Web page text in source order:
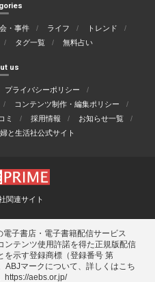
・事件 ライフ
トレンド
タグ一覧 無料占い
us
プライバシーポリシー
コンテンツ制作・編集ポリシー
ミ 採用情報
お知らせ一覧
と生活社公式サイト
関連サイト
子書店・電子書籍配信サービス
ンテンツ使用許諾を得た正規版配信
を示す登録商標（登録番号 第
ABJマークについて、詳しくはこち
https://aebs.or.jp/